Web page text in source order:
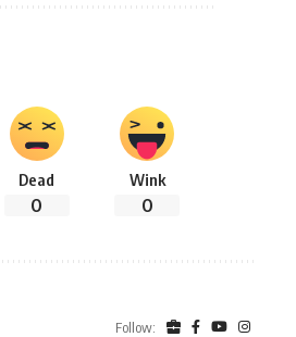
Dead
0
Wink
0
Follow: